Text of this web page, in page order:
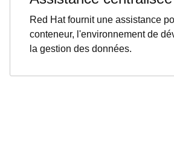
Red Hat fournit une assistance
conteneur, l'environnement de
la gestion des données.